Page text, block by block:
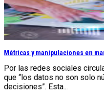
Métricas y manipulaciones en
Por las redes sociales
que “los datos no son solo
decisiones”. Esta...